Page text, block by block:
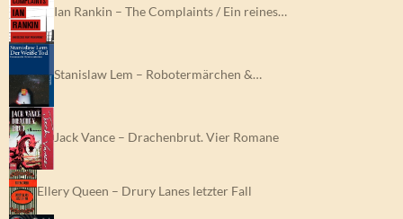
Ian Rankin – The Complaints / Ein reines…
Stanislaw Lem – Robotermärchen &…
Jack Vance – Drachenbrut. Vier Romane
Ellery Queen – Drury Lanes letzter Fall